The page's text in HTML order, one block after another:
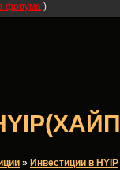
форума )
» Инвестиции в HYIP